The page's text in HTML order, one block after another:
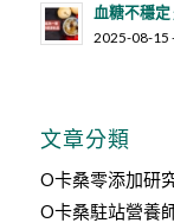
血糖不穩
2025-08-15
文章分類
O卡桑零添加研
O卡桑駐站營養